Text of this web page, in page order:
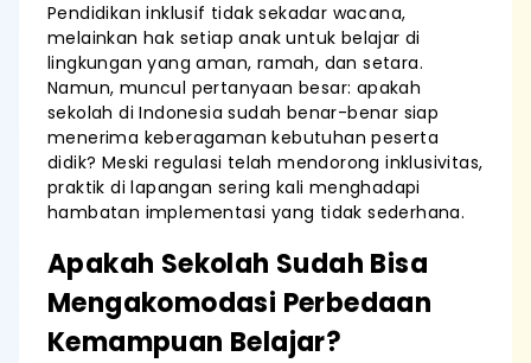
Pendidikan inklusif tidak sekadar wacana,
melainkan hak setiap anak untuk belajar di
lingkungan yang aman, ramah, dan setara.
Namun, muncul pertanyaan besar: apakah
sekolah di Indonesia sudah benar-benar siap
menerima keberagaman kebutuhan peserta
didik? Meski regulasi telah mendorong inklusivitas,
praktik di lapangan sering kali menghadapi
hambatan implementasi yang tidak sederhana.
Apakah Sekolah Sudah Bisa
Mengakomodasi Perbedaan
Kemampuan Belajar?